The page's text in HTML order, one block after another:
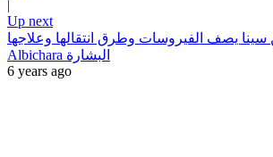
|
Up next
سينا يصف الفيروسات وطرق انتقالها وعلاجها
Albichara البشارة
6 years ago